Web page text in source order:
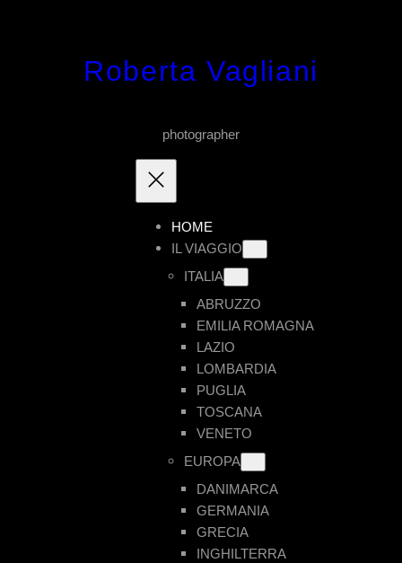
Roberta Vagliani
photographer
HOME
IL VIAGGIO
ITALIA
ABRUZZO
EMILIA ROMAGNA
LAZIO
LOMBARDIA
PUGLIA
TOSCANA
VENETO
EUROPA
DANIMARCA
GERMANIA
GRECIA
INGHILTERRA